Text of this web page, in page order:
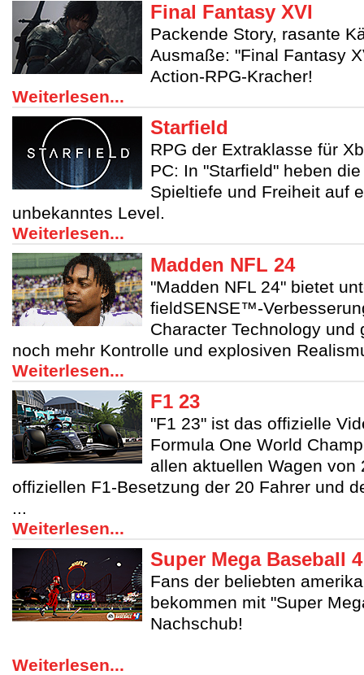
Final Fantasy XVI
Packende Story, rasante
Ausmaße: "Final Fantasy
Action-RPG-Kracher!
Weiterlesen...
Starfield
RPG der Extraklasse für
PC: In "Starfield" heben
Spieltiefe und Freiheit auf
unbekanntes Level.
Weiterlesen...
Madden NFL 24
"Madden NFL 24" bietet
fieldSENSE™-
Character Technology und
noch mehr Kontrolle und explosiven
Weiterlesen...
F1 23
"F1 23" ist das offizielle
Formula One World
allen aktuellen Wagen von
offiziellen F1-Besetzung der 20 Fahrer und
...
Weiterlesen...
Super Mega Baseball 4
Fans der beliebten
bekommen mit "Super
Nachschub!
Weiterlesen...